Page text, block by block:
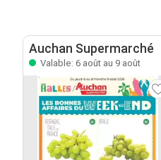
Auchan Supermarché
Valable: 6 août au 9 août